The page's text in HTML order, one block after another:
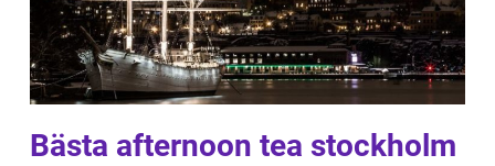
Bästa afternoon tea stockholm